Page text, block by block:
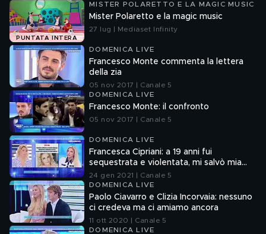
PUNTATA INTERA
MISTER POLARETTO E LA MAGIC MUSIC
Mister Polaretto e la magic music
27 lug | Mediaset Infinity
DOMENICA LIVE
Francesco Monte commenta la lettera
della zia
05 nov 2017 | Canale 5
DOMENICA LIVE
Francesco Monte: il confronto
05 nov 2017 | Canale 5
DOMENICA LIVE
Francesca Cipriani: a 19 anni fui
sequestrata e violentata, mi salvò mia
madre
24 gen 2021 | Canale 5
DOMENICA LIVE
Paolo Ciavarro e Clizia Incorvaia: nessuno
ci credeva ma ci amiamo ancora
11 ott 2020 | Canale 5
DOMENICA LIVE